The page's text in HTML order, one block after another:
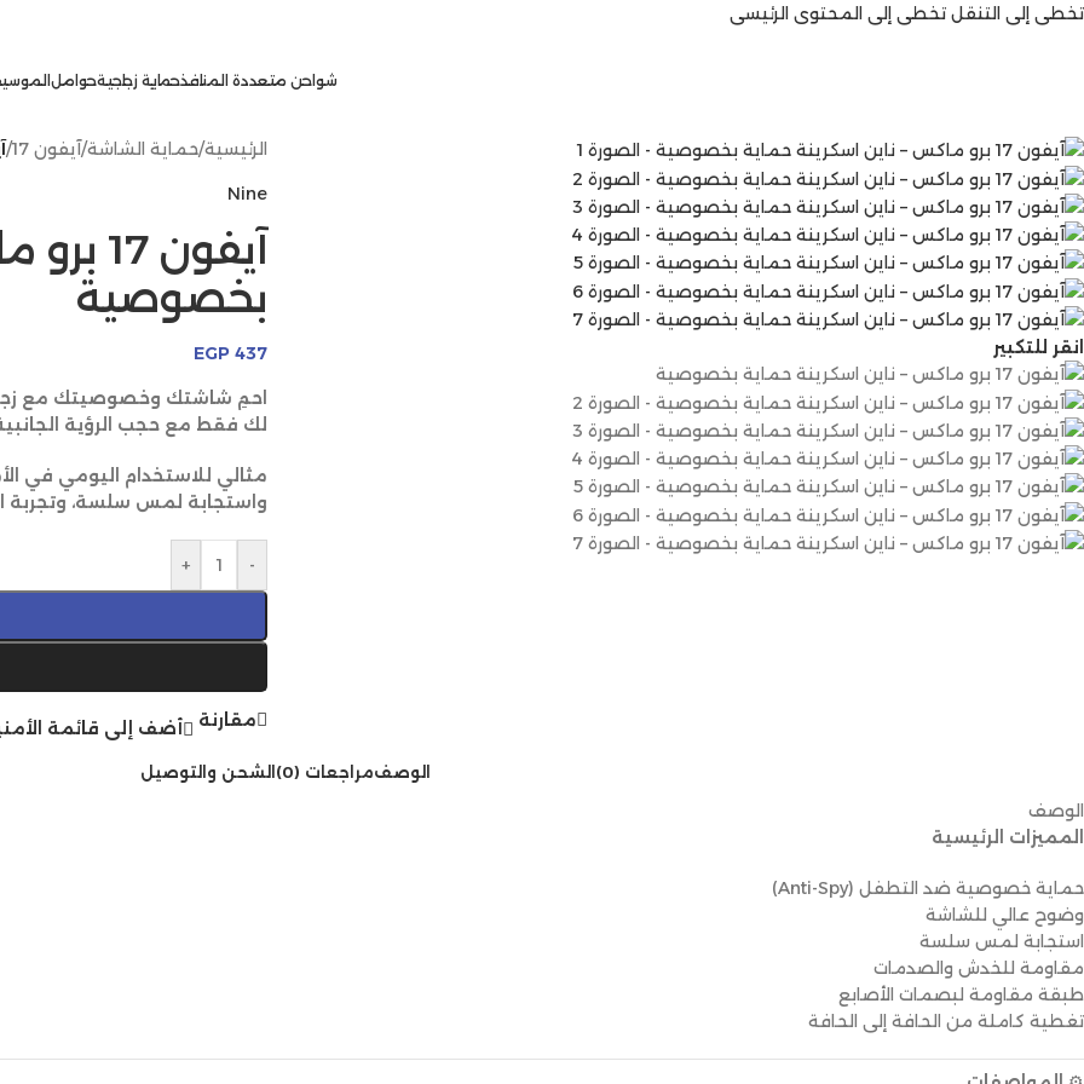
تخطي إلى التنقل تخطي إلى المحتوى الرئيسي
شواحن متعددة المنافذحماية زجاجيةحوامل
انقر للتكبير
الرئيسية/حماية الشاشة/آيفون 17 /
Nine
آيفون
بخصوصية
EGP 437
احمِ شاشتك وخصوصيتك مع
لك فقط مع حجب الرؤية
مثالي للاستخدام اليومي في
واستجابة لمس سلسة، وتجربة
-
+
مقارنة أضف إلى قائمة
الوصفمراجعات (0) الشحن والتوصيل
الوصف
المميزات الرئيسية
حماية خصوصية ضد التطفل (Anti-Spy)
وضوح عالي للشاشة
استجابة لمس سلسة
مقاومة للخدش والصدمات
طبقة مقاومة لبصمات الأصابع
تغطية كاملة من الحافة إلى الحافة